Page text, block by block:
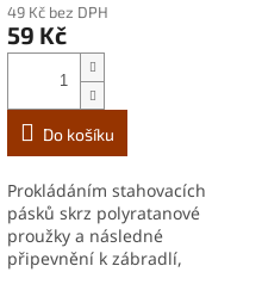
49 Kč bez DPH
59 Kč
Do košíku
Prokládáním stahovacích
pásků skrz polyratanové
proužky a následné
připevnění k zábradlí,